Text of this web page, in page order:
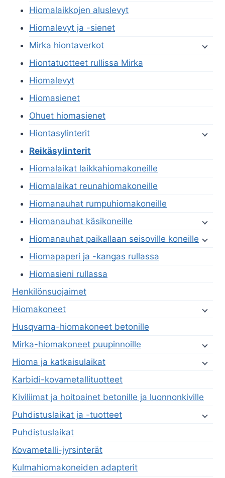
Hiomalaikkojen aluslevyt
Hiomalevyt ja -sienet
Mirka hiontaverkot
Hiontatuotteet rullissa Mirka
Hiomalevyt
Hiomasienet
Ohuet hiomasienet
Hiontasylinterit
Reikäsylinterit
Hiomalaikat laikkahiomakoneille
Hiomalaikat reunahiomakoneille
Hiomanauhat rumpuhiomakoneille
Hiomanauhat käsikoneille
Hiomanauhat paikallaan seisoville koneille
Hiomapaperi ja -kangas rullassa
Hiomasieni rullassa
Henkilönsuojaimet
Hiomakoneet
Husqvarna-hiomakoneet betonille
Mirka-hiomakoneet puupinnoille
Hioma ja katkaisulaikat
Karbidi-kovametallituotteet
Kiviliimat ja hoitoainet betonille ja luonnonkiville
Puhdistuslaikat ja -tuotteet
Puhdistuslaikat
Kovametalli-jyrsinterät
Kulmahiomakoneiden adapterit